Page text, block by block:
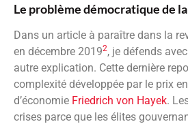
Le problème démocratique de
Dans un article à paraître dans la
en décembre 20192, je défends
autre explication. Cette dernière
complexité développée par le prix
d’économie Friedrich von Hayek.
crises parce que les élites